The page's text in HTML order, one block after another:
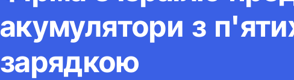
акумулятори з
зарядкою